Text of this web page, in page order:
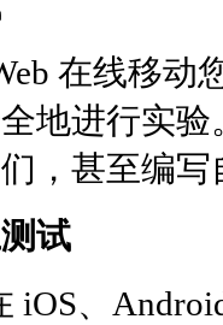
在线移动
地进行实
，甚至编写
试
iOS、